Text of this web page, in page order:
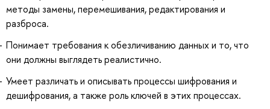
методы замены, перемешивания, редактирования и
разброса.
Понимает требования к обезличиванию данных и то, что
они должны выглядеть реалистично.
Умеет различать и описывать процессы шифрования и
дешифрования, а также роль ключей в этих процессах.